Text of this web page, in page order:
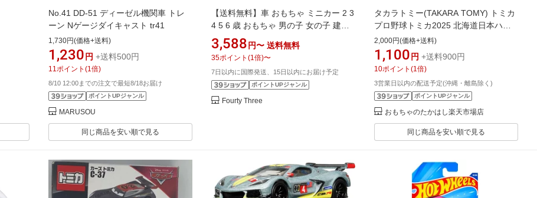
No.41 DD-51 ディーゼル機関車 トレ
ーン Nゲージダイキャスト tr41
1,730円(価格+送料)
1,230 円 +送料500円
11 ポイント (1 倍)
8/10 12:00までの注文で最短8/18お届け
ポイントUPジャンル
MARUSOU
同じ商品を安い順で見る
【送料無料】車 おもちゃ ミニカー 2 3
4 5 6 歳 おもちゃ 男の子 女の子 建設
車両セット 光と音で 子供 の 車 おもち
ゃ 2 3 歳 おもちゃ男の子ランキング
誕生日 プレゼント 贈り物 クリスマス
3,588 円〜 送料無料
35ポイント (1 倍)〜
7日以内に国際発送、15日以内にお届け予定
ポイントUPジャンル
Fourty Three
タカラトミー(TAKARA TOMY) トミカ
プロ野球トミカ2025 北海道日本ハム
ファイターズ マスコットカー ミニカ
ー おもちゃ 3歳以上
2,000円(価格+送料)
1,100 円 +送料900円
10ポイント (1 倍)
3営業日以内の配送予定(沖縄・離島除く)
ポイントUPジャンル
おもちゃのたかはし楽天市場店
同じ商品を安い順で見る